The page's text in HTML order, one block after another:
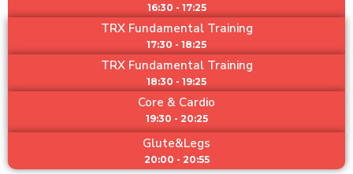
16:30 - 17:25
TRX Fundamental Training
17:30 - 18:25
TRX Fundamental Training
18:30 - 19:25
Core & Cardio
19:30 - 20:25
Glute&Legs
20:00 - 20:55